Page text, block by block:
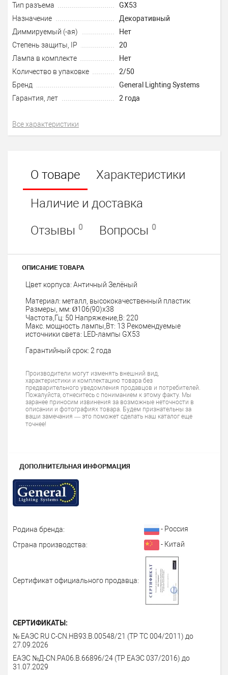
Тип разъема
GX53
Назначение
Декоративный
Диммируемый (-ая)
Нет
Степень защиты, IP
20
Лампа в комплекте
Нет
Количество в упаковке
2/50
Бренд
General Lighting Systems
Гарантия, лет
2 года
Все характеристики
О товаре
Характеристики
Наличие и доставка
Отзывы 0 Вопросы 0
ОПИСАНИЕ ТОВАРА
Цвет корпуса: Античный Зелёный
Материал: металл, высококачественный пластик
Размеры, мм: Ø106(90)х38
Частота,Гц: 50 Напряжение,В: 220
Макс. мощность лампы,Вт: 13 Рекомендуемые
источники света: LED-лампы GX53
Гарантийный срок: 2 года
Производители могут изменять внешний вид,
характеристики и комплектацию товара без
предварительного уведомления продавцов и потребителей.
Пожалуйста, отнеситесь с пониманием к этому факту. Мы
заранее приносим извинения за возможные неточности в
описании и фотографиях товара. Будем признательны за
ваши замечания — это поможет сделать наш каталог еще
точнее!
ДОПОЛНИТЕЛЬНАЯ ИНФОРМАЦИЯ
Родина бренда:
- Россия
Страна производства:
- Китай
Сертификат официального продавца:
СЕРТИФИКАТЫ:
№ ЕАЭС RU C-СN.HB93.В.00548/21 (ТР ТС 004/2011) до
27.09.2026
ЕАЭС №Д-CN.PA06.B.66896/24 (ТР ЕАЭС 037/2016) до
31.07.2029